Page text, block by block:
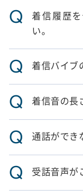
Q
着信履歴
い。
Q 着信バイブ
Q 着信音の長
Q 通話ができ
Q 受話音声が